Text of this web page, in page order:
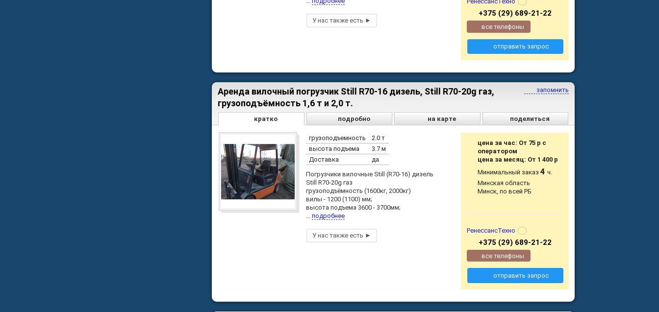
+375 (29) 689-21-22
все телефоны
отправить запрос
запомнить
Аренда вилочный погрузчик Still R70-16 дизель, Still R70-20g газ,
грузоподъёмность 1,6 т и 2,0 т.
кратко подробно на карте поделиться
грузоподъемность
2.0 т
высота подъема
3.7 м
Доставка
да
Погрузчики вилочные Still (R70-16) дизель
Still R70-20g газ
грузоподъёмность (1600кг, 2000кг)
вилы - 1200 (1100) мм;
высота подъема 3600 - 3700мм;
... подробнее
цена за час: От 75 р с
оператором
цена за месяц: От 1 400 р
Минимальный заказ4ч.
Минская область
Минск, по всей РБ
РенессансТехно
+375 (29) 689-21-22
все телефоны
отправить запрос